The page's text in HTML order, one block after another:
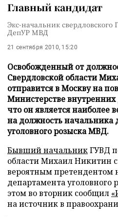
Главный кандидат
Экс-начальник свердловского
ДепУР МВД
21 сентября 2010, 15:20
Освобожденный от
Свердловской области
отправится в Москву на
Министерстве
что он является наиболее
на должность начальника
уголовного розыска МВД.
Бывший начальникГУВД
области Михаил Никитин
вероятным претендентом
департамента
этом во вторник сообщил
на источник в